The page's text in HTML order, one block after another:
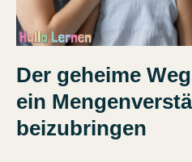
Der geheime
ein
beizubringen